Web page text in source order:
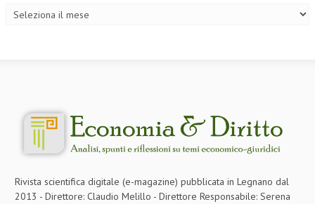
Rivista scientifica digitale (e-magazine) pubblicata in Legnano dal
2013 - Direttore: Claudio Melillo - Direttore Responsabile: Serena